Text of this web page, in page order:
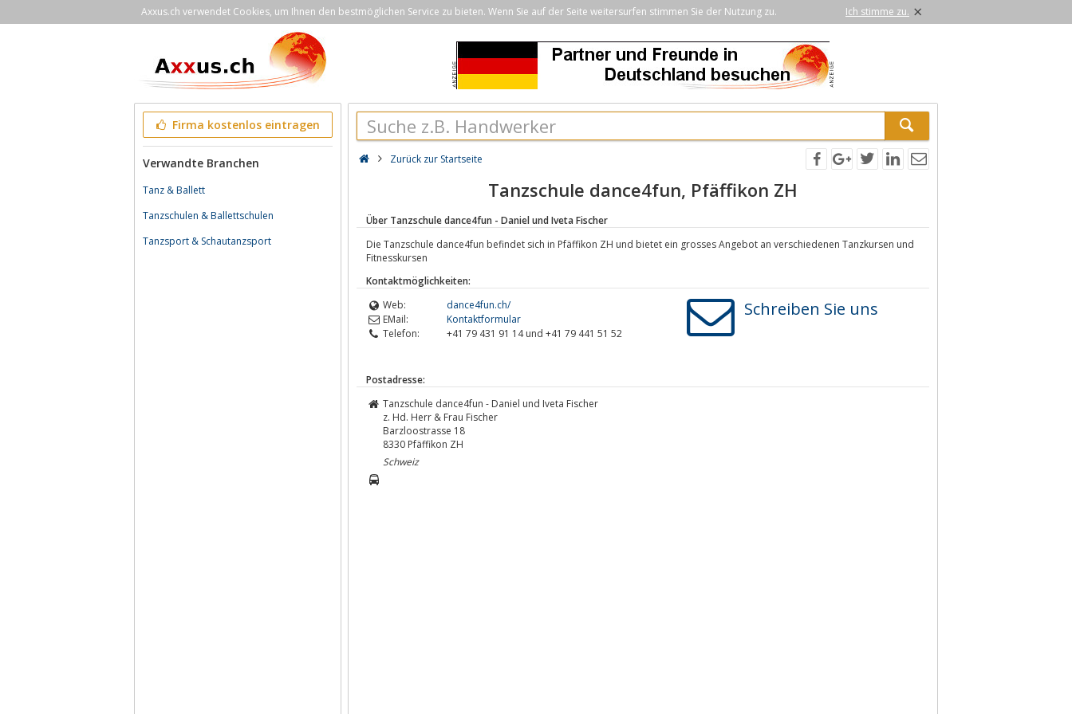
Axxus.ch verwendet Cookies, um Ihnen den bestmöglichen Service zu bieten. Wenn Sie auf der Seite weitersurfen stimmen Sie der Nutzung zu. Ich stimme zu. ×
Firma kostenlos eintragen
Verwandte Branchen
Tanz & Ballett
Tanzschulen & Ballettschulen
Tanzsport & Schautanzsport
Zurück zur Startseite
Tanzschule dance4fun, Pfäffikon ZH
Über Tanzschule dance4fun - Daniel und Iveta Fischer
Die Tanzschule dance4fun befindet sich in Pfäffikon ZH und bietet ein grosses Angebot an verschiedenen Tanzkursen und
Fitnesskursen
Kontaktmöglichkeiten:
Web:
dance4fun.ch/
EMail:
Kontaktformular
Telefon:
+41 79 431 91 14 und +41 79 441 51 52
Schreiben Sie uns
Postadresse:
Tanzschule dance4fun - Daniel und Iveta Fischer
z. Hd. Herr & Frau Fischer
Barzloostrasse 18
8330 Pfäffikon ZH
Schweiz